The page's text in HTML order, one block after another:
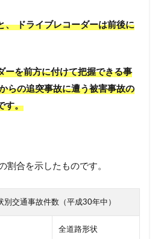
、 ドライブレコーダーは前後に
ーを前方に付けて把握できる事
らの追突事故に遭う被害事故の
す。
割合を示したものです。
交通事故件数（平成30年中）
全道路形状